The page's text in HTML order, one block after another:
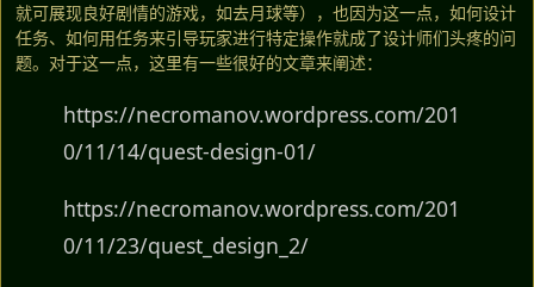
就可展现良好剧情的游戏，如去月球等），也因为这一点，如何设计
任务、如何用任务来引导玩家进行特定操作就成了设计师们头疼的问
题。对于这一点，这里有一些很好的文章来阐述：
https://necromanov.wordpress.com/201
0/11/14/quest-design-01/
https://necromanov.wordpress.com/201
0/11/23/quest_design_2/